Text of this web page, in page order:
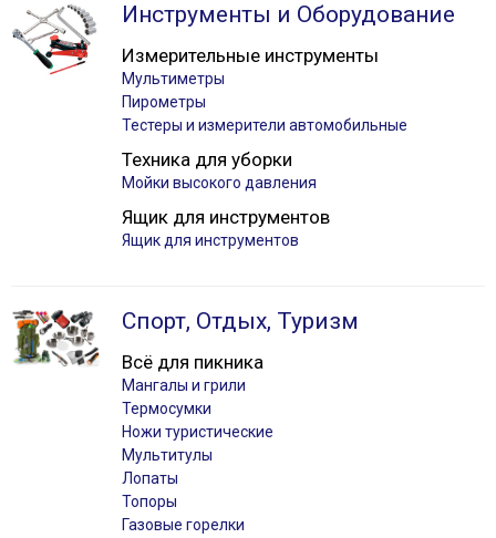
Инструменты и Оборудование
Измерительные инструменты
Мультиметры
Пирометры
Тестеры и измерители автомобильные
Техника для уборки
Мойки высокого давления
Ящик для инструментов
Ящик для инструментов
Спорт, Отдых, Туризм
Всё для пикника
Мангалы и грили
Термосумки
Ножи туристические
Мультитулы
Лопаты
Топоры
Газовые горелки